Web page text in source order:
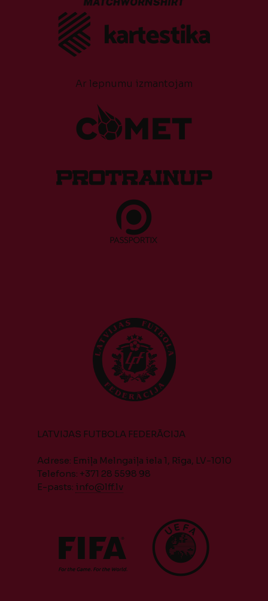
Ar lepnumu izmantojam
LATVIJAS FUTBOLA FEDERĀCIJA
Adrese: Emiļa Melngaiļa iela 1, Rīga, LV-1010
Telefons: +371 28 5598 98
E-pasts: info@lff.lv